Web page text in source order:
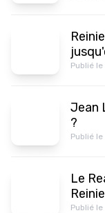
Publié
Jean
?
Publié
Le
Publié